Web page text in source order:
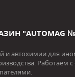
"AUTOMAG
и автохимии для
Работаем